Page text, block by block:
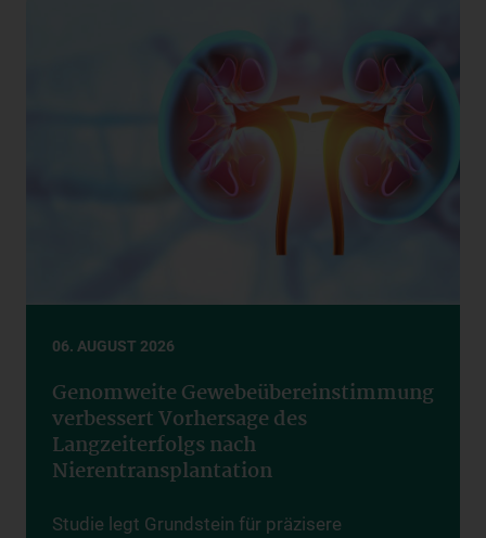
06. AUGUST 2026
Genomweite Gewebeübereinstimmung
verbessert Vorhersage des
Langzeiterfolgs nach
Nierentransplantation
Studie legt Grundstein für präzisere